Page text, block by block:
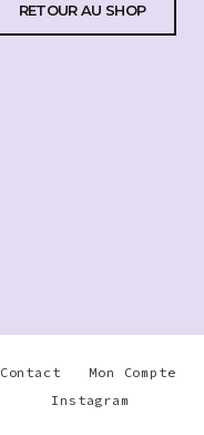
RETOUR AU SHOP
Contact Mon Compte
Instagram